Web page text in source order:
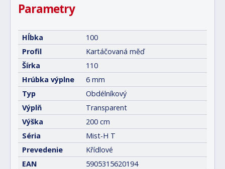
Parametry
Hĺbka
100
Profil
Kartáčovaná měď
Šírka
110
Hrúbka výplne
6 mm
Typ
Obdélníkový
Výplň
Transparent
Výška
200 cm
Séria
Mist-H T
Prevedenie
Křídlové
EAN
5905315620194